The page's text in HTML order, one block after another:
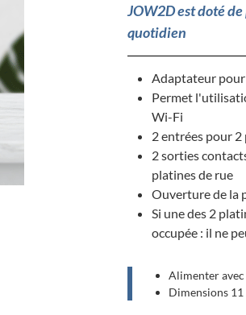
JOW2D est doté
quotidien
Adaptateur
Permet
Wi-Fi
2 entrées pour
2 sorties
platines de rue
Ouverture de la
Si une des 2
occupée : il ne
Alimenter
Dimensions